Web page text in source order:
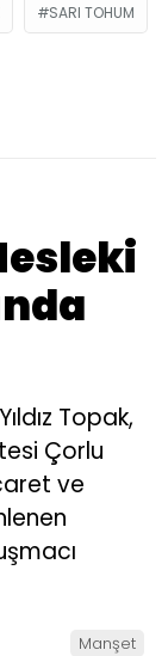
SARI TOHUM
Topak,
Çorlu
ve
Manşet